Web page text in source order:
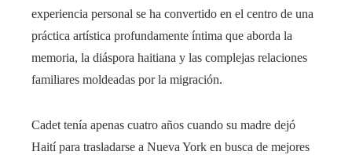
experiencia personal se ha convertido en el centro de una
práctica artística profundamente íntima que aborda la
memoria, la diáspora haitiana y las complejas relaciones
familiares moldeadas por la migración.
Cadet tenía apenas cuatro años cuando su madre dejó
Haití para trasladarse a Nueva York en busca de mejores